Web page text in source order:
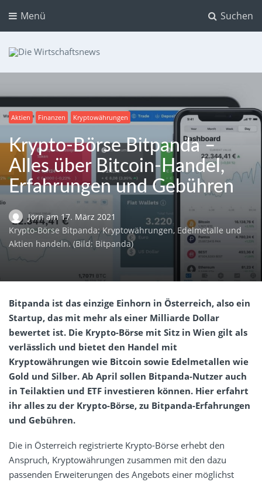
Suchen
Menü
Aktien Finanzen Kryptowährungen
Krypto-Börse Bitpanda –
Alles über Bitcoin-Handel,
Erfahrungen und Gebühren
Jörn am 17. März 2021
Krypto-Börse Bitpanda: Kryptowährungen, Edelmetalle und
Aktien handeln. (Bild: Bitpanda)
Bitpanda ist das einzige Einhorn in Österreich, also ein
Startup, das mit mehr als einer Milliarde Dollar
bewertet ist. Die Krypto-Börse mit Sitz in Wien gilt als
verlässlich und bietet den Handel mit
Kryptowährungen wie Bitcoin sowie Edelmetallen wie
Gold und Silber. Ab April sollen Bitpanda-Nutzer auch
in Teilaktien und ETF investieren können. Hier erfahrt
ihr alles zu der Krypto-Börse, zu Bitpanda-Erfahrungen
und Gebühren.
Die in Österreich registrierte Krypto-Börse erhebt den
Anspruch, Kryptowährungen zusammen mit den dazu
passenden Erweiterungen des Angebots einer möglichst